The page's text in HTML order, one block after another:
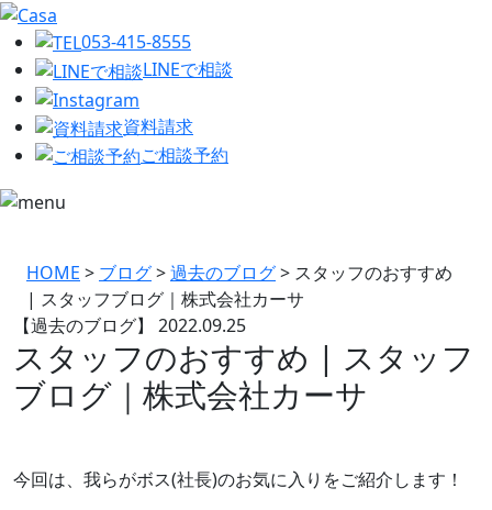
053-415-8555
LINEで相談
資料請求
ご相談予約
HOME > ブログ>過去のブログ> スタッフのおすすめ
| スタッフブログ｜株式会社カーサ
【過去のブログ】 2022.09.25
スタッフのおすすめ | スタッフ
ブログ｜株式会社カーサ
今回は、我らがボス(社長)のお気に入りをご紹介します！